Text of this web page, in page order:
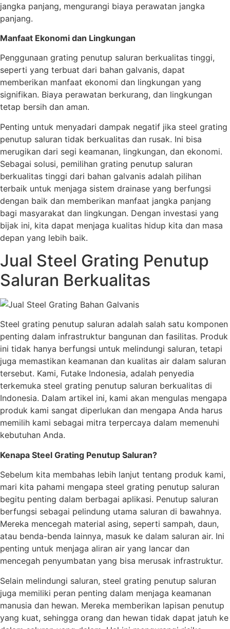
jangka panjang, mengurangi biaya perawatan jangka
panjang.
Manfaat Ekonomi dan Lingkungan
Penggunaan grating penutup saluran berkualitas tinggi,
seperti yang terbuat dari bahan galvanis, dapat
memberikan manfaat ekonomi dan lingkungan yang
signifikan. Biaya perawatan berkurang, dan lingkungan
tetap bersih dan aman.
Penting untuk menyadari dampak negatif jika steel grating
penutup saluran tidak berkualitas dan rusak. Ini bisa
merugikan dari segi keamanan, lingkungan, dan ekonomi.
Sebagai solusi, pemilihan grating penutup saluran
berkualitas tinggi dari bahan galvanis adalah pilihan
terbaik untuk menjaga sistem drainase yang berfungsi
dengan baik dan memberikan manfaat jangka panjang
bagi masyarakat dan lingkungan. Dengan investasi yang
bijak ini, kita dapat menjaga kualitas hidup kita dan masa
depan yang lebih baik.
Jual Steel Grating Penutup
Saluran Berkualitas
Steel grating penutup saluran adalah salah satu komponen
penting dalam infrastruktur bangunan dan fasilitas. Produk
ini tidak hanya berfungsi untuk melindungi saluran, tetapi
juga memastikan keamanan dan kualitas air dalam saluran
tersebut. Kami, Futake Indonesia, adalah penyedia
terkemuka steel grating penutup saluran berkualitas di
Indonesia. Dalam artikel ini, kami akan mengulas mengapa
produk kami sangat diperlukan dan mengapa Anda harus
memilih kami sebagai mitra terpercaya dalam memenuhi
kebutuhan Anda.
Kenapa Steel Grating Penutup Saluran?
Sebelum kita membahas lebih lanjut tentang produk kami,
mari kita pahami mengapa steel grating penutup saluran
begitu penting dalam berbagai aplikasi. Penutup saluran
berfungsi sebagai pelindung utama saluran di bawahnya.
Mereka mencegah material asing, seperti sampah, daun,
atau benda-benda lainnya, masuk ke dalam saluran air. Ini
penting untuk menjaga aliran air yang lancar dan
mencegah penyumbatan yang bisa merusak infrastruktur.
Selain melindungi saluran, steel grating penutup saluran
juga memiliki peran penting dalam menjaga keamanan
manusia dan hewan. Mereka memberikan lapisan penutup
yang kuat, sehingga orang dan hewan tidak dapat jatuh ke